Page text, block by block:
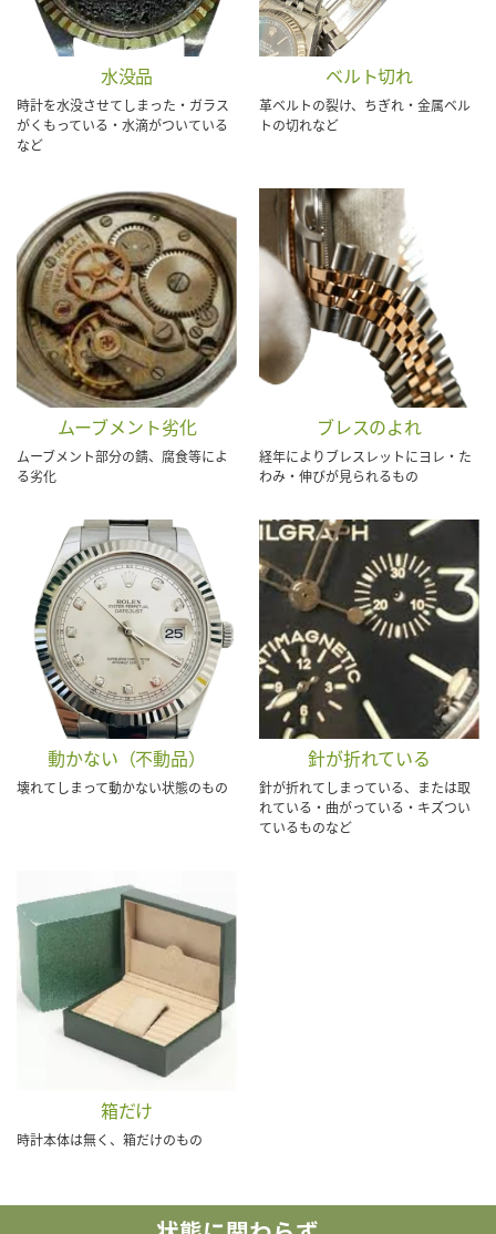
水没品
時計を水没させてしまった・ガラス
がくもっている・水滴がついている
など
ベルト切れ
革ベルトの裂け、ちぎれ・金属ベル
トの切れなど
ムーブメント劣化
ムーブメント部分の錆、腐食等によ
る劣化
ブレスのよれ
経年によりブレスレットにヨレ・た
わみ・伸びが見られるもの
動かない（不動品）
壊れてしまって動かない状態のもの
針が折れている
針が折れてしまっている、または取
れている・曲がっている・キズつい
ているものなど
箱だけ
時計本体は無く、箱だけのもの